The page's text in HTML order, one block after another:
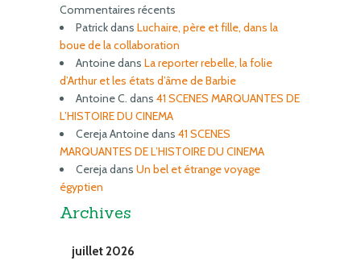
Commentaires récents
Patrickdans Luchaire, père et fille, dans la
boue de la collaboration
Antoinedans La reporter rebelle, la folie
d’Arthur et les états d’âme de Barbie
Antoine C. dans 41 SCENES MARQUANTES DE
L’HISTOIRE DU CINEMA
Cereja Antoinedans 41 SCENES
MARQUANTES DE L’HISTOIRE DU CINEMA
Cerejadans Un bel et étrange voyage
égyptien
Archives
juillet 2026